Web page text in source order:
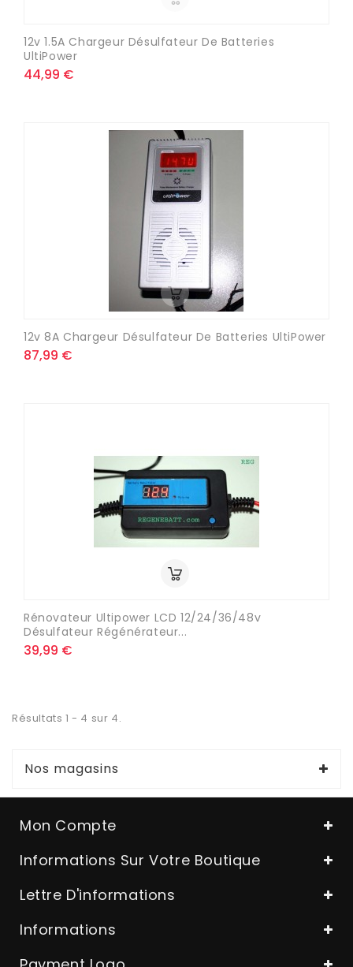
12v 1.5A Chargeur Désulfateur De Batteries
UltiPower
44,99 €
12v 8A Chargeur Désulfateur De Batteries UltiPower
87,99 €
Rénovateur Ultipower LCD 12/24/36/48v
Désulfateur Régénérateur...
39,99 €
Résultats 1 - 4 sur 4.
Nos magasins
Mon Compte
Informations Sur Votre Boutique
Lettre D'informations
Informations